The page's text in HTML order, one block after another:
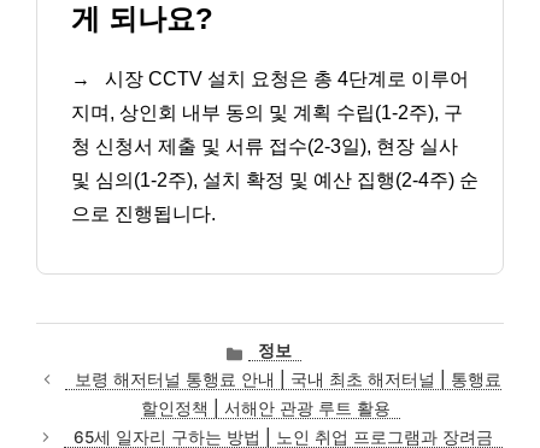
게 되나요?
→
시장 CCTV 설치 요청은 총 4단계로 이루어
지며, 상인회 내부 동의 및 계획 수립(1-2주), 구
청 신청서 제출 및 서류 접수(2-3일), 현장 실사
및 심의(1-2주), 설치 확정 및 예산 집행(2-4주) 순
으로 진행됩니다.
카
테
고
리
정보
보령 해저터널 통행료 안내 | 국내 최초 해저터널 | 통행료
할인정책 | 서해안 관광 루트 활용
65세 일자리 구하는 방법 | 노인 취업 프로그램과 장려금